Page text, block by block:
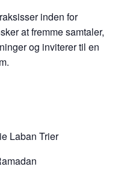
inden for
at fremme samtaler,
og inviterer til en
Laban Trier